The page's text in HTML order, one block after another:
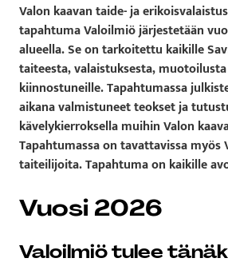
Valon kaavan taide- ja
tapahtuma Valoilmiö järjestetään
alueella. Se on tarkoitettu kaikille
taiteesta, valaistuksesta,
kiinnostuneille. Tapahtumassa
aikana valmistuneet teokset ja
kävelykierroksella muihin Valon
Tapahtumassa on tavattavissa myös
taiteilijoita. Tapahtuma on kaikille
Vuosi 2026
Valoilmiö tulee